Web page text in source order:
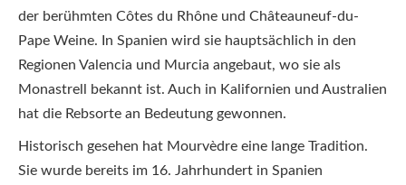
der berühmten Côtes du Rhône und Châteauneuf-du-
Pape Weine. In Spanien wird sie hauptsächlich in den
Regionen Valencia und Murcia angebaut, wo sie als
Monastrell bekannt ist. Auch in Kalifornien und Australien
hat die Rebsorte an Bedeutung gewonnen.
Historisch gesehen hat Mourvèdre eine lange Tradition.
Sie wurde bereits im 16. Jahrhundert in Spanien